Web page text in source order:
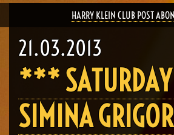
HARRY KLEIN CLUB POST
21.03.2013
***
SIMINA